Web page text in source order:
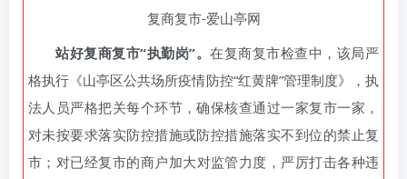
站好复商复市“执勤岗”。在复商复市检查中，该局严
格执行《山亭区公共场所疫情防控“红黄牌”管理制度》， 执
法人员严格把关每个环节，确保核查通过一家复市一家，
对未按要求落实防控措施或防控措施落实不到位的禁止复
市； 对已经复市的商户加大对监管力度，严厉打击各种违